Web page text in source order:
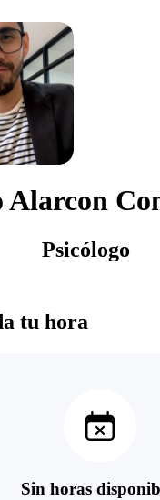
Alarcon
Psicólogo
tu hora
Sin horas